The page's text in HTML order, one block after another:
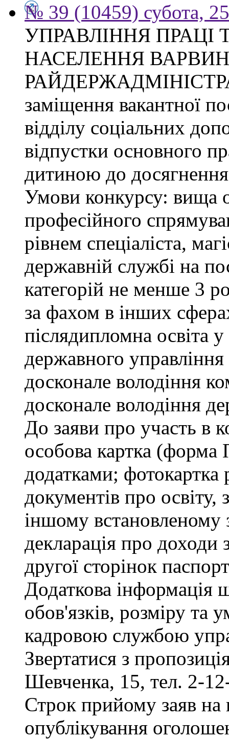
№ 39 (10459) субота,
УПРАВЛІННЯ ПРАЦІ
НАСЕЛЕННЯ
заміщення вакантної
відділу соціальних
відпустки основного
дитиною до
Умови конкурсу: вища
професійного
рівнем спеціаліста,
державній службі на
категорій не менше 3
за фахом в інших
післядипломна освіта
державного управління
досконале володіння
досконале володіння
До заяви про участь в
особова картка
додатками; фотокартка
документів про освіту,
іншому встановленому
декларація про доходи
другої сторінок
Додаткова інформація
обов'язків, розміру та
кадровою службою
Звертатися з
Шевченка, 15, тел. 2-
Строк прийому заяв на
опублікування